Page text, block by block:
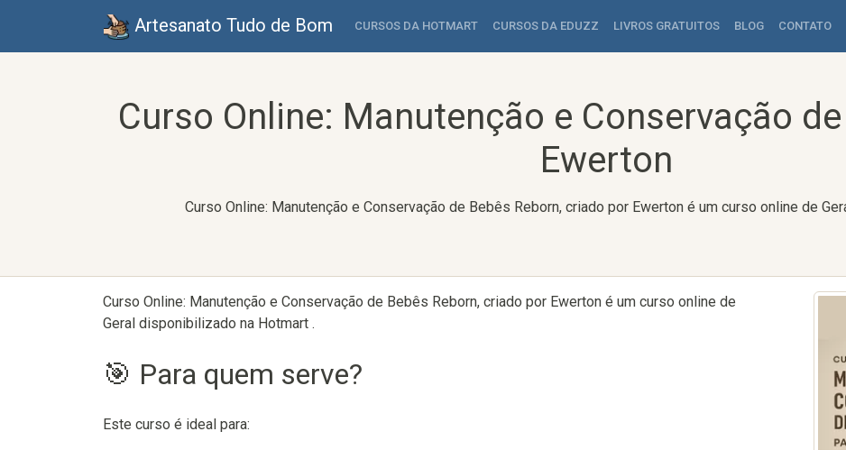
Artesanato Tudo de Bom CURSOS DA HOTMART CURSOS DA EDUZZ LIVROS GRATUITOS BLOG CONTATO
Curso Online: Manutenção e Conservação
Ewerton
Curso Online: Manutenção e Conservação de Bebês Reborn, criado por Ewerton é um curso online de
Curso Online: Manutenção e Conservação de Bebês Reborn, criado por Ewerton é um curso online de
Geral disponibilizado na Hotmart .
🎯 Para quem serve?
Este curso é ideal para: